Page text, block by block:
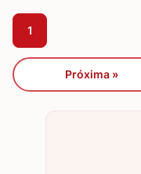
1
Próxima »